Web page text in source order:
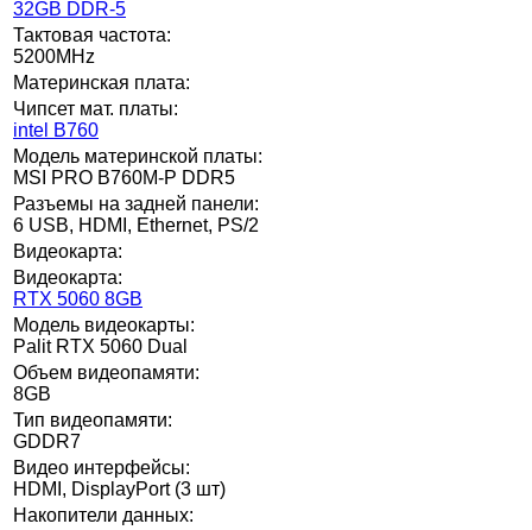
32GB DDR-5
Тактовая частота:
5200MHz
Материнская плата:
Чипсет мат. платы:
intel B760
Модель материнской платы:
MSI PRO B760M-P DDR5
Разъемы на задней панели:
6 USB, HDMI, Ethernet, PS/2
Видеокарта:
Видеокарта:
RTX 5060 8GB
Модель видеокарты:
Palit RTX 5060 Dual
Объем видеопамяти:
8GB
Тип видеопамяти:
GDDR7
Видео интерфейсы:
HDMI, DisplayPort (3 шт)
Накопители данных: